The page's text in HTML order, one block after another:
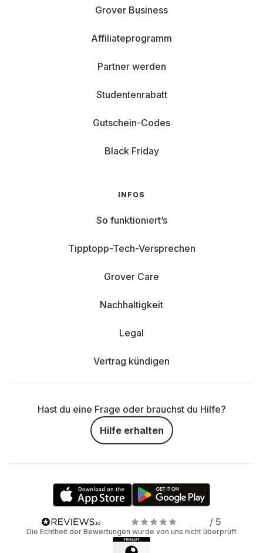
Grover Business
Affiliateprogramm
Partner werden
Studentenrabatt
Gutschein-Codes
Black Friday
INFOS
So funktioniert’s
Tipptopp-Tech-Versprechen
Grover Care
Nachhaltigkeit
Legal
Vertrag kündigen
Hast du eine Frage oder brauchst du Hilfe?
Hilfe erhalten
/ 5
Die Echtheit der Bewertungen wurde von uns nicht überprüft